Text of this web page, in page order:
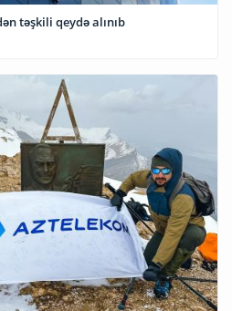
təşkili qeydə alınıb